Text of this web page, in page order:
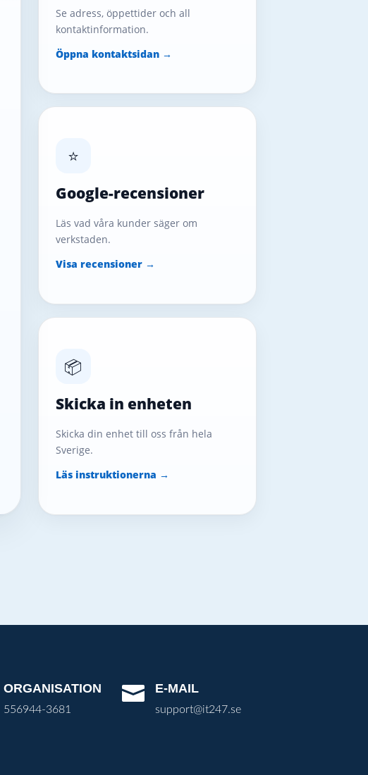
Se adress, öppettider och all
kontaktinformation.
Öppna kontaktsidan →
⭐
Google-recensioner
Läs vad våra kunder säger om
verkstaden.
Visa recensioner →
📦
Skicka in enheten
Skicka din enhet till oss från hela
Sverige.
Läs instruktionerna →
ORGANISATION
556944-3681
 E-MAIL
support@it247.se